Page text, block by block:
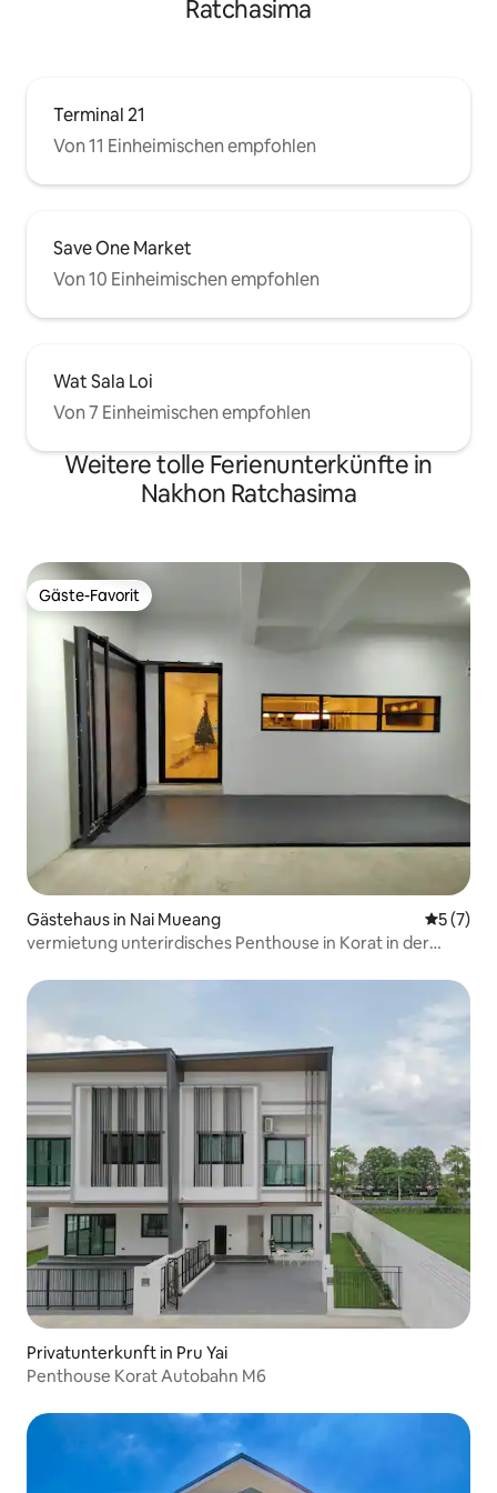
Ratchasima
Terminal 21
Von 11 Einheimischen empfohlen
Save One Market
Von 10 Einheimischen empfohlen
Wat Sala Loi
Von 7 Einheimischen empfohlen
Weitere tolle Ferienunterkünfte in
Nakhon Ratchasima
Gäste-Favorit
Gäste-Favorit
Gästehaus in Nai Mueang
5 (7)
vermietung unterirdisches Penthouse in Korat in der
Privatunterkunft in Pru Yai
Penthouse Korat Autobahn M6